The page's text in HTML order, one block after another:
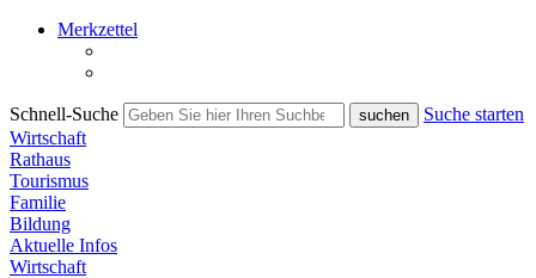
Merkzettel
Schnell-Suche
Suche starten
Wirtschaft
Rathaus
Tourismus
Familie
Bildung
Aktuelle Infos
Wirtschaft